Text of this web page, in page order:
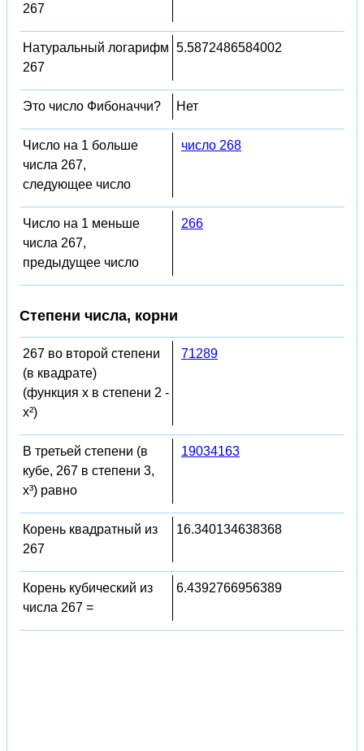
267
Натуральный логарифм
267
5.5872486584002
Это число Фибоначчи? Нет
Число на 1 больше
числа 267,
следующее число
число 268
Число на 1 меньше
числа 267,
предыдущее число
266
Степени числа, корни
267 во второй степени
(в квадрате)
(функция x в степени 2 -
x²)
71289
В третьей степени (в
кубе, 267 в степени 3,
x³) равно
19034163
Корень квадратный из
267
16.340134638368
Корень кубический из
числа 267 =
6.4392766956389